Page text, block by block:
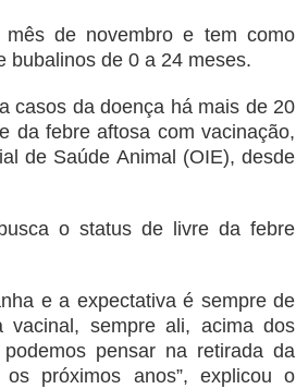
de novembro e tem como
bubalinos de 0 a 24 meses.
casos da doença há mais de 20
da febre aftosa com vacinação,
de Saúde Animal (OIE), desde
o status de livre da febre
e a expectativa é sempre de
sempre ali, acima dos
pensar na retirada da
próximos anos”, explicou o